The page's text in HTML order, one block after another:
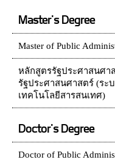
Master's Degree
Master of Public
หลักสูตรรัฐประศาสนศ
รัฐประศาสนศาสตร์ (ระ
เทคโนโลยีสารสนเทศ)
Doctor's Degree
Doctor of Public